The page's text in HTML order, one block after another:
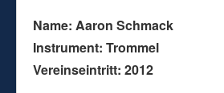
Name: Aaron Schmack
Instrument: Trommel
Vereinseintritt: 2012